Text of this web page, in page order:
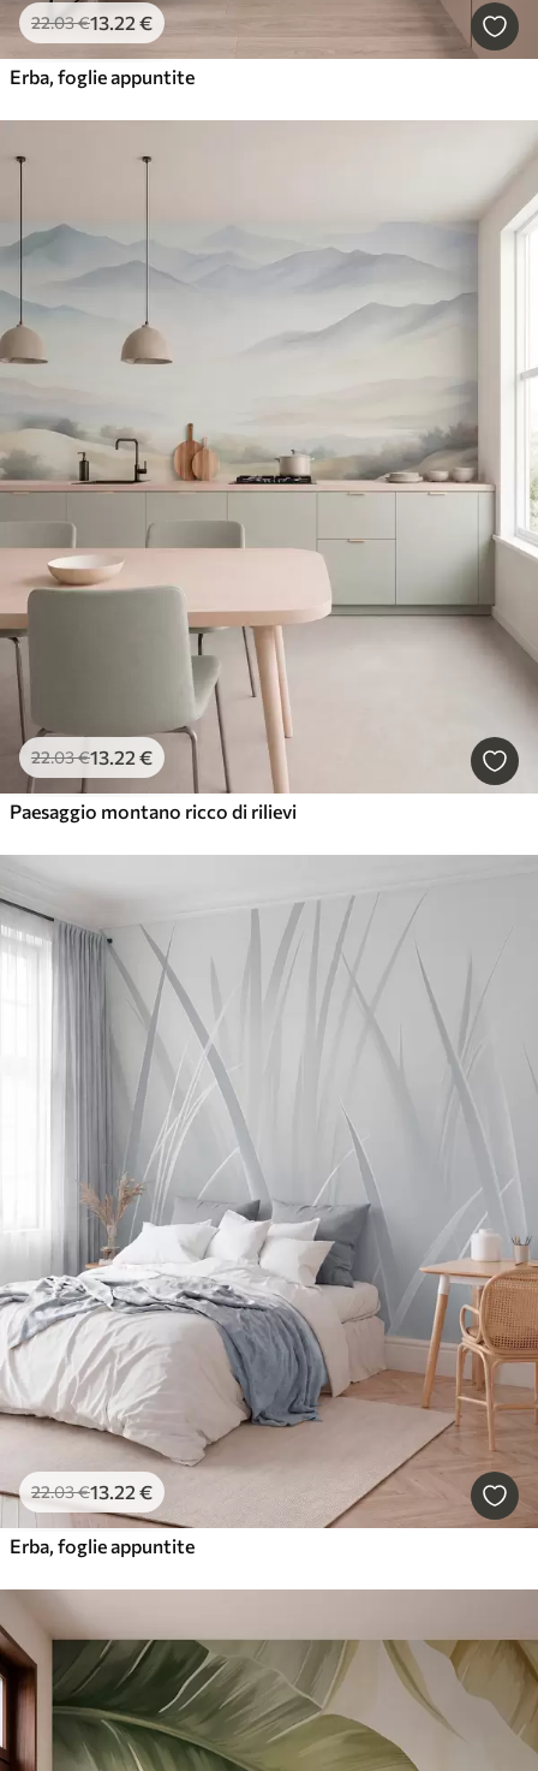
22.03€13.22 €
Erba, foglie appuntite
22.03€13.22 €
Paesaggio montano ricco di rilievi
22.03€13.22 €
Erba, foglie appuntite